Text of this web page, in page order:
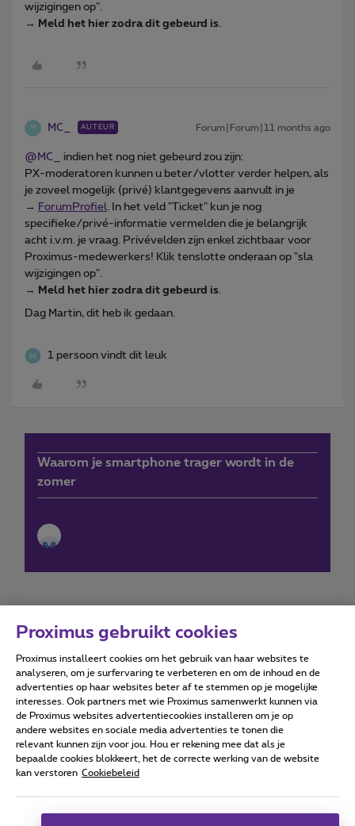
wijzigingen op".
→
Meld het hier zodra dit gebeurd is
M MC_ AUTEUR Forum|Forum|11 months ago
@MC_
indien het nog niet gebeurd zou zijn:
PX-moderatoren kunnen u beter/vlotter verder helpen, als
je zoveel mogelijk (privé) klantgegevens aanvult in je
→ ForumProfiel . In het veld "Ticket" kun je nog
specifieke/privé-informatie vermelden die je belangrijk
acht i.v.m. je vraag. Privévelden zijn enkel zichtbaar voor
Proximus-medewerkers! Klik tenslotte onderaan op "sla
wijzigingen op".
→
Meld het hier zodra dit gebeurd is
Dag Martin, dit heb ik gedaan.
1 persoon vindt dit leuk
Waarom je smartphone trager wordt in de
zomer
Forumvoorwaarden Accessibility statement
Alle rechten voorbehouden. © Proximus
Algemene voorwaarden, consumenteninfo
Proximus gebruikt cookies
Proximus installeert cookies om het gebruik van haar websites te
analyseren, om je surfervaring te verbeteren en om de inhoud en de
advertenties op haar websites beter af te stemmen op je mogelijke
interesses. Ook partners met wie Proximus samenwerkt kunnen via
de Proximus websites advertentiecookies installeren om je op
andere websites en sociale media advertenties te tonen die
relevant kunnen zijn voor jou. Hou er rekening mee dat als je
bepaalde cookies blokkeert, het de correcte werking van de website
kan verstoren Cookiebeleid